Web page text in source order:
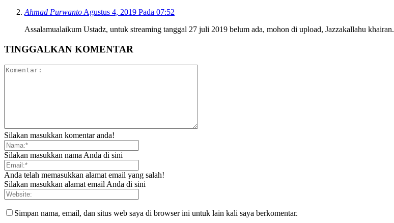
Ahmad Purwanto Agustus 4, 2019 Pada 07:52
Assalamualaikum Ustadz, untuk streaming tanggal 27 juli 2019 belum ada, mohon di upload, Jazzakallahu khairan.
TINGGALKAN KOMENTAR
Silakan masukkan komentar anda!
Silakan masukkan nama Anda di sini
Anda telah memasukkan alamat email yang salah!
Silakan masukkan alamat email Anda di sini
Simpan nama, email, dan situs web saya di browser ini untuk lain kali saya berkomentar.